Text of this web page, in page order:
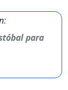
para